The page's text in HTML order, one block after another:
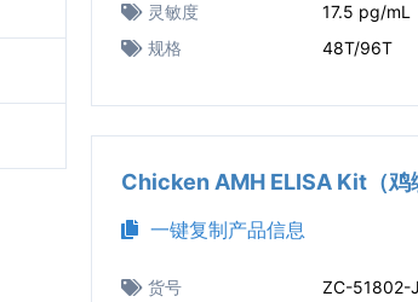
灵敏度
17.5 pg/mL
规格
48T/96T
Chicken AMH ELISA Kit（鸡
一键复制产品信息
货号 ZC-51802-J